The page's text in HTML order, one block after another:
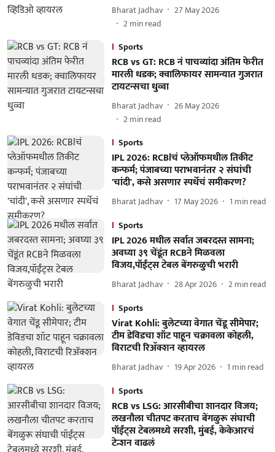
Bharat Jadhav
27 May 2026
2min read
Sports
RCB vs GT: RCB नं पाचव्यांदा अंतिम फेरीत
मारली धडक; क्वालिफायर सामन्यात गुजरात
टायटन्सचा धुव्वा
Bharat Jadhav
26 May 2026
2min read
Sports
IPL 2026: RCBlचं प्लेऑफमधील तिकीट
कन्फर्म; पंजाबच्या पराभवानंतर २ संघांची
'चांदी', कसे असणार स्पर्धेचं समीकरण?
Bharat Jadhav 17 May 2026 1 min read
Sports
IPL 2026 मधील सर्वात जबरदस्त सामना;
अवघ्या ३९ चेंडूंत RCBने मिळवला
विजय,पॉईंट्स टेबल बेंगरुळुची भरारी
Bharat Jadhav 28 Apr 2026 2min read
Sports
Virat Kohli: बुलेटच्या वेगात चेंडू सीमेपार;
टीम डेविडचा शॉट पाहून चक्रावला कोहली,
विराटची रिअ‍ॅक्शन व्हायरल
Bharat Jadhav 19 Apr 2026 1 min read
Sports
RCB vs LSG: आरसीबीचा शानदार विजय;
लखनौला चीतपट करताच बेंगळुरू संघाची
पॉईंट्स टेबलमध्ये सरशी, मुंबई, केकेआरचं
टेन्शन वाढलं